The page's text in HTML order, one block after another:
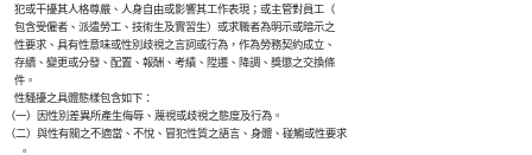
    犯或干擾其人格尊嚴、人身自由或影響其工作表現；或主管對員工（
    包含受僱者、派遣勞工、技術生及實習生）或求職者為明示或暗示之
    性要求、具有性意味或性別歧視之言詞或行為，作為勞務契約成立、
    存續、變更或分發、配置、報酬、考績、陞遷、降調、獎懲之交換條
    件。
    性騷擾之具體態樣包含如下：
（一）因性別差異所產生侮辱、蔑視或歧視之態度及行為。
（二）與性有關之不適當、不悅、冒犯性質之語言、身體、碰觸或性要求
      。